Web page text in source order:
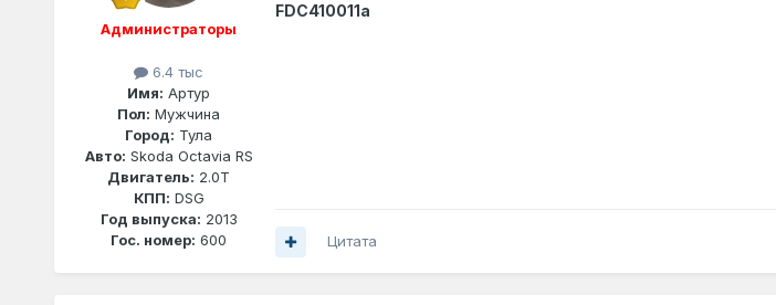
Администраторы
6.4 тыс
Имя: Артур
Пол: Мужчина
Город: Тула
Авто: Skoda Octavia RS
Двигатель: 2.0T
КПП: DSG
Год выпуска: 2013
Гос. номер: 600
FDC410011a
Цитата